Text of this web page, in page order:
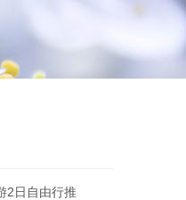
2日自由行推